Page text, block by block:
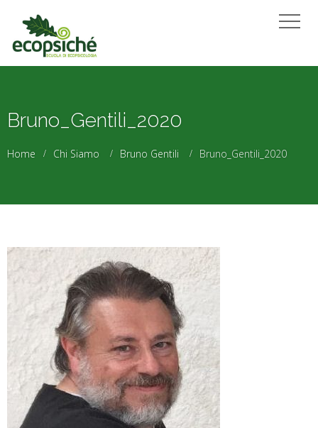
Bruno_Gentili_2020
Home Chi Siamo Bruno Gentili Bruno_Gentili_2020